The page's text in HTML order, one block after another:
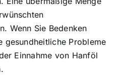
Wenn Sie Bedenken
gesundheitliche Probleme
Einnahme von Hanföl